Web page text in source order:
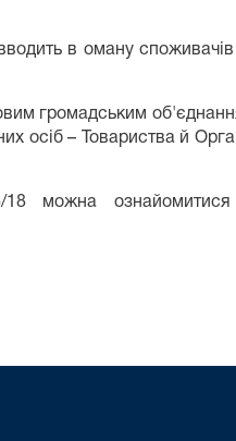
в оману споживачів
громадським
осіб – Товариства й
можна ознайомитися